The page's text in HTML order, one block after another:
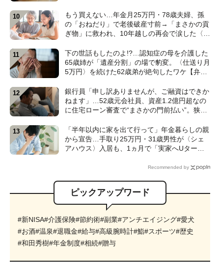
もう買えない…年金月25万円・78歳夫婦、孫
の「おねだり」で老後破産寸前→「まさかの貢
ぎ物」に救われ、10年越しの再会で涙した〈孫
下の世話もしたのよ!?…認知症の母を介護した
65歳姉が「遺産分割」の場で豹変。〈仕送り月
5万円〉を続けた62歳弟が絶句したワケ【弁護
銀行員「申し訳ありませんが、ご融資はできか
ねます」…52歳元会社員、資産1.2億円超なの
に住宅ローン審査で“まさかの門前払い”。狭い
の解説】
「半年以内に家を出て行って」年金暮らしの親
から宣告…手取り25万円・31歳男性が〈シェ
アハウス〉入居も、1ヵ月で「実家へUター
Recommended by
ピックアップワード
#新NISA#介護保険#節約術#副業#アンチエイジング#愛犬
#お酒#温泉#退職金#給与#高級腕時計#鮨#スポーツ#歴史
#和田秀樹#年金制度#相続#贈与